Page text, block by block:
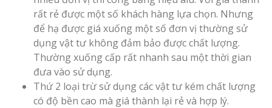
rất rẻ được một số khách hàng lựa chọn. Nhưng
để hạ được giá xuống một số đơn vị thường sử
dụng vật tư không đảm bảo được chất lượng.
Thường xuống cấp rất nhanh sau một thời gian
đưa vào sử dụng.
Thứ 2 loại trừ sử dụng các vật tư kém chất lượng
có độ bền cao mà giá thành lại rẻ và hợp lý.